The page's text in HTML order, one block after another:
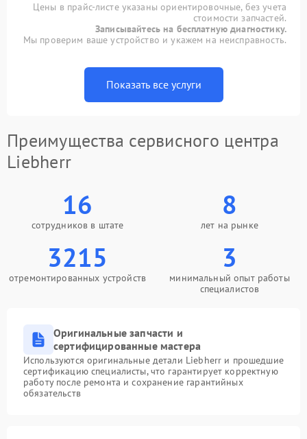
Цены в прайс-листе указаны ориентировочные, без учета
стоимости запчастей.
Записывайтесь на бесплатную диагностику.
Мы проверим ваше устройство и укажем на неисправность.
Показать все услуги
Преимущества сервисного центра
Liebherr
16
сотрудников в штате
8
лет на рынке
3215
отремонтированных устройств
3
минимальный опыт работы
специалистов
Оригинальные запчасти и
сертифицированные мастера
Используются оригинальные детали Liebherr и прошедшие
сертификацию специалисты, что гарантирует корректную
работу после ремонта и сохранение гарантийных
обязательств